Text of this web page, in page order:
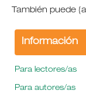
También puede
Información
Para lectores/as
Para autores/as